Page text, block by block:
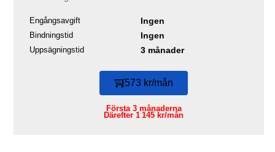
Engångsavgift Ingen
Bindningstid Ingen
Uppsägningstid 3 månader
573 kr/mån
Första 3 månaderna
Därefter 1 145 kr/mån